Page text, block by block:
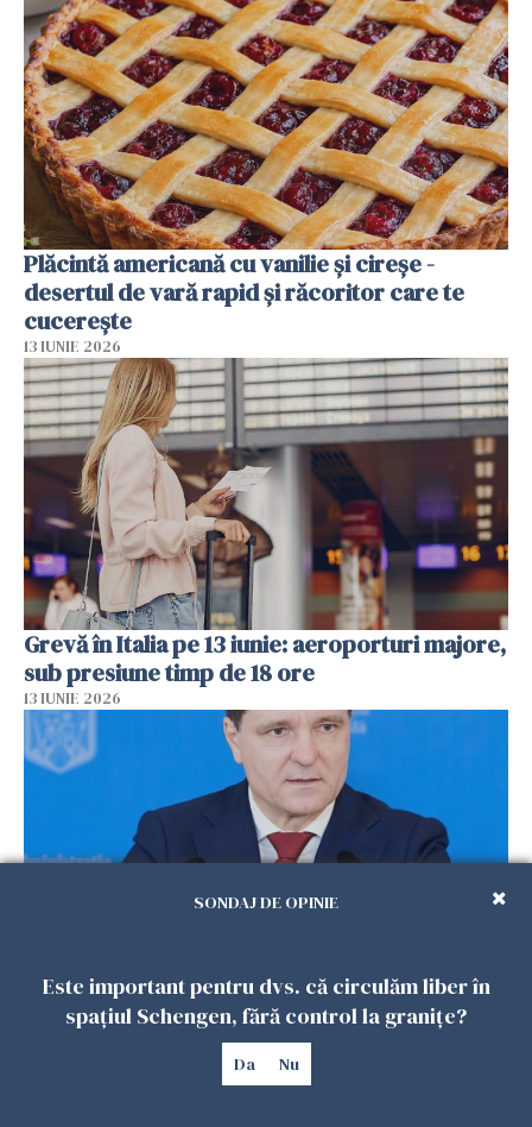
Plăcintă americană cu vanilie și cireșe -
desertul de vară rapid și răcoritor care te
cucerește
13 IUNIE 2026
Grevă în Italia pe 13 iunie: aeroporturi majore,
sub presiune timp de 18 ore
13 IUNIE 2026
Decizie istorică în Europa: Anunțul făcut de
Nicușor Dan despre Moldova și Ucraina
SONDAJ DE OPINIE
Este important pentru dvs. că circulăm liber în
spațiul Schengen, fără control la granițe?
Da Nu